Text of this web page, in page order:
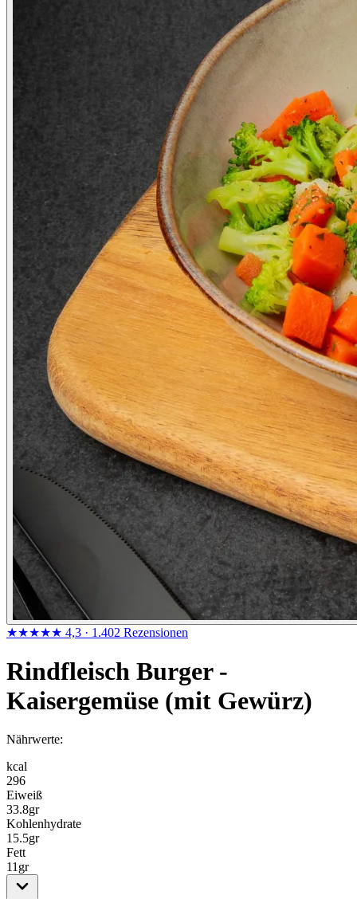
★★★★★ 4,3 · 1.402 Rezensionen
Rindfleisch Burger -
Kaisergemüse (mit Gewürz)
Nährwerte:
kcal
296
Eiweiß
33.8gr
Kohlenhydrate
15.5gr
Fett
11 gr